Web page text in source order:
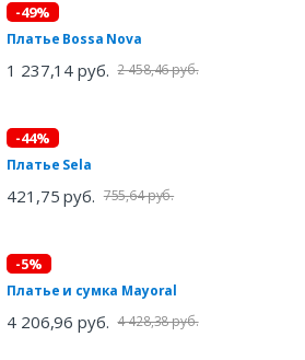
-49%
Платье Bossa Nova
1 237,14 руб. 2 458,46 руб.
-44%
Платье Sela
421,75 руб. 755,64 руб.
-5%
Платье и сумка Mayoral
4 206,96 руб. 4 428,38 руб.